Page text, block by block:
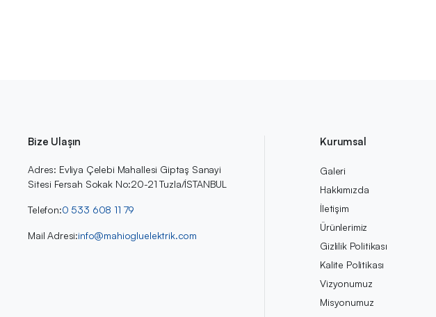
Bize Ulaşın
Adres: Evliya Çelebi Mahallesi Giptaş Sanayi
Sitesi Fersah Sokak No:20-21 Tuzla/İSTANBUL
Telefon:0 533 608 11 79
Mail Adresi:info@mahiogluelektrik.com
Kurumsal
Galeri
Hakkımızda
İletişim
Ürünlerimiz
Gizlilik Politikası
Kalite Politikası
Vizyonumuz
Misyonumuz